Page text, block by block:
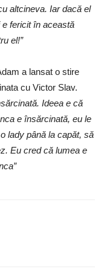
altcineva. Iar dacă el
fericit în această
el!”
a lansat o stire
cu Victor Slav.
Ideea e că
e însărcinată, eu le
lady până la capăt, să
Eu cred că lumea e